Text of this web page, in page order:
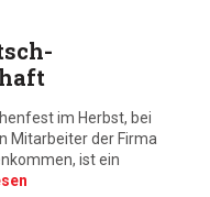
im Herbst, bei
Mitarbeiter der Firma
ist ein